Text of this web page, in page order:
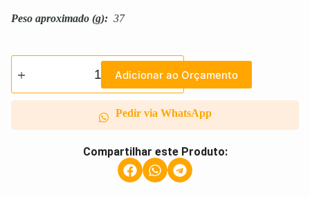
Peso aproximado (g): 37
Adicionar ao Orçamento
Pedir via WhatsApp
Compartilhar este Produto: